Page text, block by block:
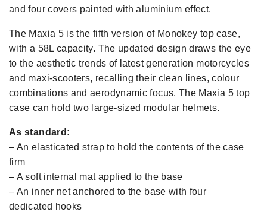
and four covers painted with aluminium effect.
The Maxia 5 is the fifth version of Monokey top case,
with a 58L capacity. The updated design draws the eye
to the aesthetic trends of latest generation motorcycles
and maxi-scooters, recalling their clean lines, colour
combinations and aerodynamic focus. The Maxia 5 top
case can hold two large-sized modular helmets.
As standard:
– An elasticated strap to hold the contents of the case
firm
– A soft internal mat applied to the base
– An inner net anchored to the base with four
dedicated hooks